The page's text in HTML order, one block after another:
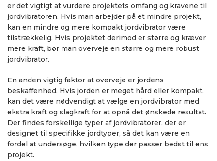
er det vigtigt at vurdere projektets omfang og kravene til
jordvibratoren. Hvis man arbejder på et mindre projekt,
kan en mindre og mere kompakt jordvibrator være
tilstrækkelig. Hvis projektet derimod er større og kræver
mere kraft, bør man overveje en større og mere robust
jordvibrator.
En anden vigtig faktor at overveje er jordens
beskaffenhed. Hvis jorden er meget hård eller kompakt,
kan det være nødvendigt at vælge en jordvibrator med
ekstra kraft og slagkraft for at opnå det ønskede resultat.
Der findes forskellige typer af jordvibratorer, der er
designet til specifikke jordtyper, så det kan være en
fordel at undersøge, hvilken type der passer bedst til ens
projekt.